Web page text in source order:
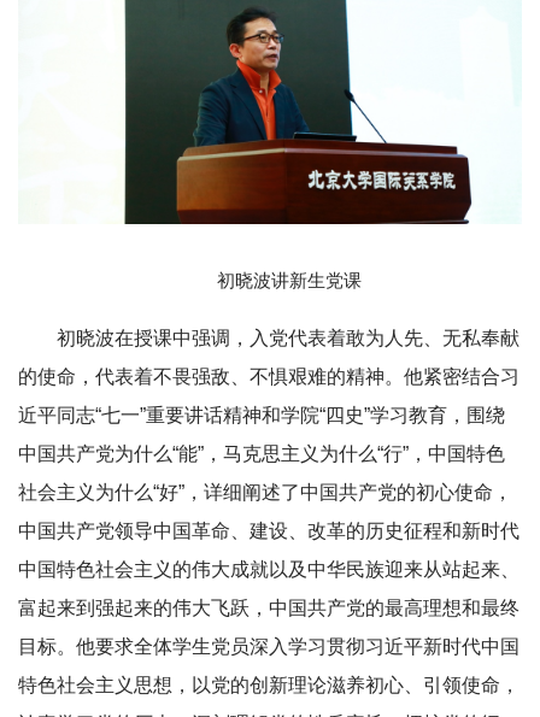
初晓波讲新生党课
初晓波在授课中强调，入党代表着敢为人先、无私奉献
的使命，代表着不畏强敌、不惧艰难的精神。他紧密结合习
近平同志“七一”重要讲话精神和学院“四史”学习教育，围绕
中国共产党为什么“能”，马克思主义为什么“行”，中国特色
社会主义为什么“好”，详细阐述了中国共产党的初心使命，
中国共产党领导中国革命、建设、改革的历史征程和新时代
中国特色社会主义的伟大成就以及中华民族迎来从站起来、
富起来到强起来的伟大飞跃，中国共产党的最高理想和最终
目标。他要求全体学生党员深入学习贯彻习近平新时代中国
特色社会主义思想，以党的创新理论滋养初心、引领使命，